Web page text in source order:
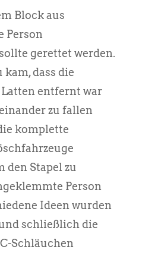
Block aus
Person
gerettet werden.
dass die
entfernt war
zu fallen
komplette
den Stapel zu
Person
Ideen wurden
schließlich die
Schläuchen